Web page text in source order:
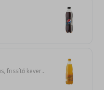
A narancs és a vérnarancs klasszikus, frissítő keveréke. Egyszerre kiegyensúlyozott és intenzív. Friss, savanykás ízzel.